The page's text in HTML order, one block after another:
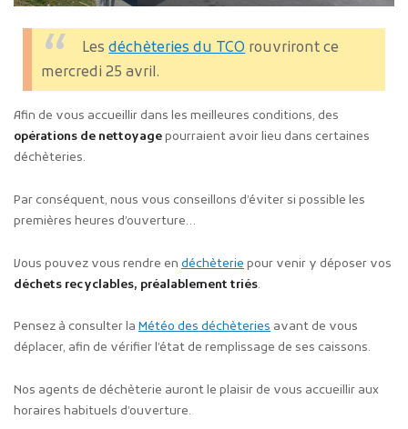
Lesdéchèteries du TCO rouvriront ce
mercredi 25 avril.
Afin de vous accueillir dans les meilleures conditions, des
opérations de nettoyagepourraient avoir lieu dans certaines
déchèteries.
Par conséquent, nous vous conseillons d’éviter si possible les
premières heures d’ouverture…
Vous pouvez vous rendre en déchèterie pour venir y déposer vos
déchets recyclables, préalablement triés.
Pensez à consulter la Météo des déchèteries avant de vous
déplacer, afin de vérifier l’état de remplissage de ses caissons.
Nos agents de déchèterie auront le plaisir de vous accueillir aux
horaires habituels d’ouverture.